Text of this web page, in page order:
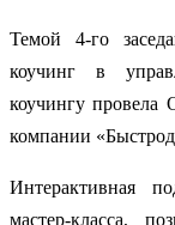
Темой 4-го
коучинг в
коучингу провела
компании
Интерактивная
мастер-класса,